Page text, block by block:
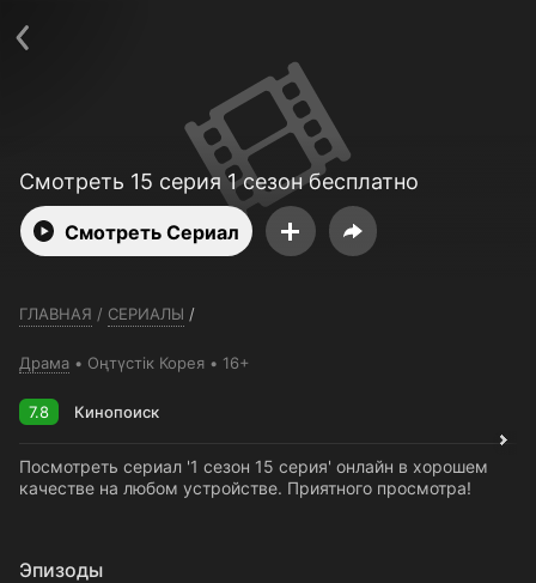
Смотреть 15 серия 1 сезон бесплатно
Смотреть Сериал
ГЛАВНАЯ / СЕРИАЛЫ /
Драма Оңтүстік Корея 16+
7.8 Кинопоиск
Посмотреть сериал '1 сезон 15 серия' онлайн в хорошем
качестве на любом устройстве. Приятного просмотра!
Эпизоды
Политика конфиденциальности
Открыть приложение